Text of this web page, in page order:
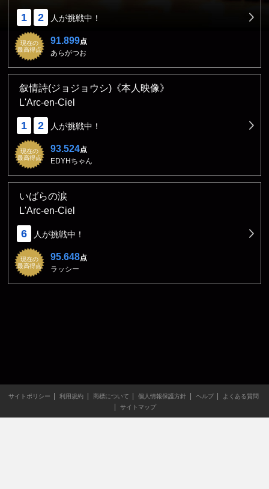
1 2 人が挑戦中！
現在の
最高得点
91.899点
あらがつお
叙情詩(ジョジョウシ)《本人映像》
L'Arc-en-Ciel
1 2 人が挑戦中！
現在の
最高得点
93.524点
EDYHちゃん
いばらの涙
L'Arc-en-Ciel
6 人が挑戦中！
現在の
最高得点
95.648点
ラッシー
サイトポリシー 利用規約 商標について 個人情報保護方針 ヘルプ
よくある質問
サイトマップ